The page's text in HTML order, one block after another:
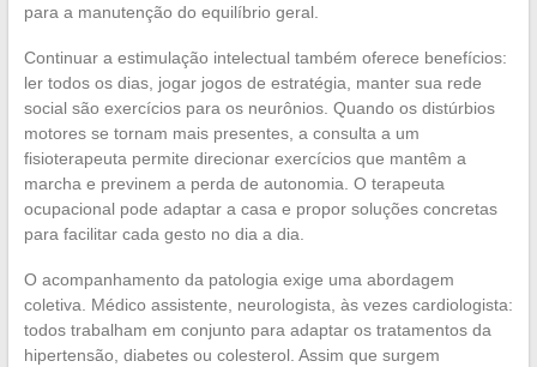
para a manutenção do equilíbrio geral.
Continuar a estimulação intelectual também oferece benefícios:
ler todos os dias, jogar jogos de estratégia, manter sua rede
social são exercícios para os neurônios. Quando os distúrbios
motores se tornam mais presentes, a consulta a um
fisioterapeuta permite direcionar exercícios que mantêm a
marcha e previnem a perda de autonomia. O terapeuta
ocupacional pode adaptar a casa e propor soluções concretas
para facilitar cada gesto no dia a dia.
O acompanhamento da patologia exige uma abordagem
coletiva. Médico assistente, neurologista, às vezes cardiologista:
todos trabalham em conjunto para adaptar os tratamentos da
hipertensão, diabetes ou colesterol. Assim que surgem